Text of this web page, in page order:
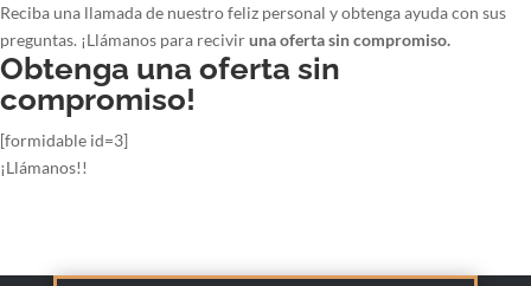
Reciba una llamada de nuestro feliz personal y obtenga ayuda con sus
preguntas. ¡Llámanos para reciviruna oferta sin compromiso.
Obtenga una oferta sin
compromiso!
[formidable id=3]
¡Llámanos!!